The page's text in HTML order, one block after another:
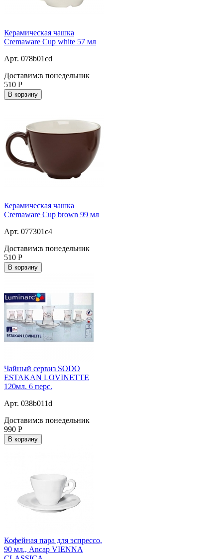
Керамическая чашка
Cremaware Cup white 57 мл
Арт. 078b01cd
Доставим:в понедельник
510 Р
В корзину
Керамическая чашка
Cremaware Cup brown 99 мл
Арт. 077301c4
Доставим:в понедельник
510 Р
В корзину
Чайный сервиз SODO
ESTAKAN LOVINETTE
120мл. 6 перс.
Арт. 038b011d
Доставим:в понедельник
990 Р
В корзину
Кофейная пара для эспрессо,
90 мл., Ancap VIENNA